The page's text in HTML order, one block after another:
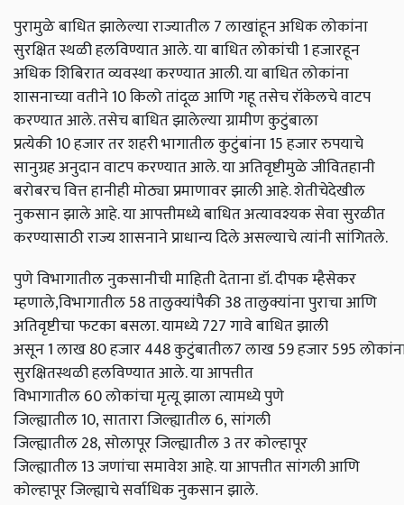
पुरामुळे बाधित झालेल्या राज्यातील7लाखांहून अधिक लोकांना
सुरक्षित स्थळी हलविण्यात आले. या बाधित लोकांची1हजारहून
अधिक शिबिरात व्यवस्था करण्यात आली. या बाधित लोकांना
शासनाच्या वतीने10किलो तांदूळ आणि गहू तसेच रॉकेलचे वाटप
करण्यात आले. तसेच बाधित झालेल्या ग्रामीण कुटुंबाला
प्रत्येकी10हजार तर शहरी भागातील कुटुंबांना15हजार रुपयाचे
सानुग्रह अनुदान वाटप करण्यात आले. या अतिवृष्टीमुळे जीवितहानी
बरोबरच वित्त हानीही मोठ्या प्रमाणावर झाली आहे. शेतीचेदेखील
नुकसान झाले आहे. या आपत्तीमध्ये बाधित अत्यावश्यक सेवा सुरळीत
करण्यासाठी राज्य शासनाने प्राधान्य दिले असल्याचे त्यांनी सांगितले.
पुणे विभागातील नुकसानीची माहिती देताना डॉ. दीपक म्हैसेकर
म्हणाले,विभागातील58तालुक्यांपैकी38तालुक्यांना पुराचा आणि
अतिवृष्टीचा फटका बसला. यामध्ये727गावे बाधित झाली
असून1लाख80हजार448कुटुंबातील7लाख59हजार595
सुरक्षितस्थळी हलविण्यात आले. या आपत्तीत
विभागातील60लोकांचा मृत्यू झाला त्यामध्ये पुणे
जिल्ह्यातील10,सातारा जिल्ह्यातील6,सांगली
जिल्ह्यातील28,सोलापूर जिल्ह्यातील3तर कोल्हापूर
जिल्ह्यातील13जणांचा समावेश आहे. या आपत्तीत सांगली आणि
कोल्हापूर जिल्ह्याचे सर्वाधिक नुकसान झाले.